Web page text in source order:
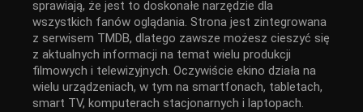
sprawiają, że jest to doskonałe narzędzie dla
wszystkich fanów oglądania. Strona jest zintegrowana
z serwisem TMDB, dlatego zawsze możesz cieszyć się
z aktualnych informacji na temat wielu produkcji
filmowych i telewizyjnych. Oczywiście ekino działa na
wielu urządzeniach, w tym na smartfonach, tabletach,
smart TV, komputerach stacjonarnych i laptopach.